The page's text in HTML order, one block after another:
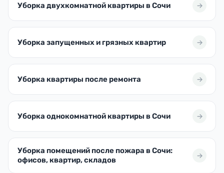
Уборка двухкомнатной квартиры в Сочи
Уборка запущенных и грязных квартир
Уборка квартиры после ремонта
Уборка однокомнатной квартиры в Сочи
Уборка помещений после пожара в Сочи:
офисов, квартир, складов